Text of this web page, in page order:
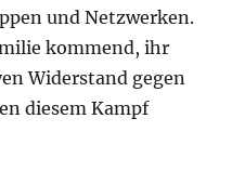
und Netzwerken.
kommend, ihr
Widerstand gegen
diesem Kampf